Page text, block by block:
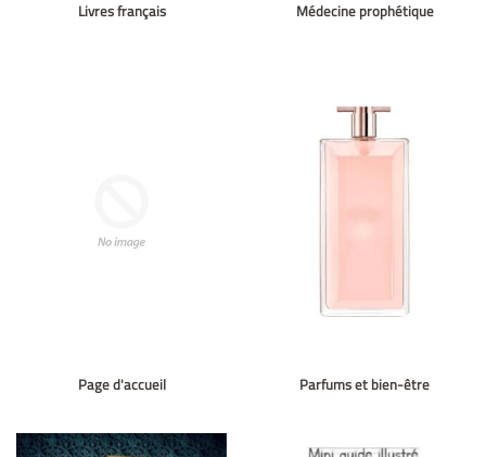
Livres français Médecine prophétique
Page d'accueil Parfums et bien-être